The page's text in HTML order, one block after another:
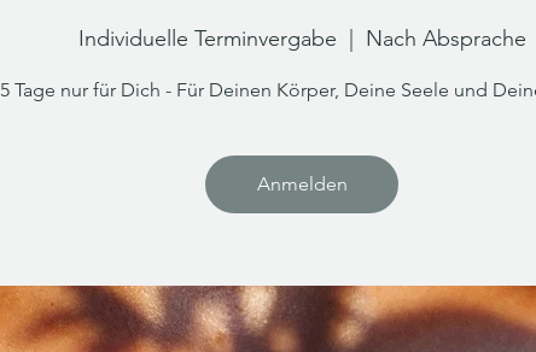
Individuelle Terminvergabe Nach Absprache
5 Tage nur für Dich - Für Deinen Körper, Deine Seele und
Anmelden